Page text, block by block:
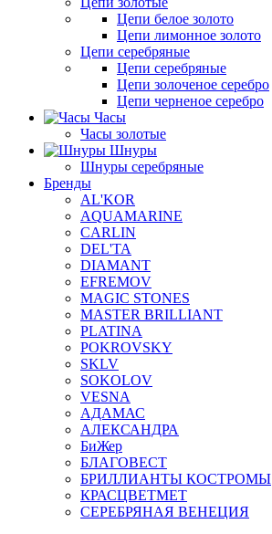
Цепи белое золото
Цепи лимонное золото
Цепи серебряные
Цепи серебряные
Цепи золоченое серебро
Цепи черненое серебро
Часы
Часы золотые
Шнуры
Шнуры серебряные
Бренды
AL'KOR
AQUAMARINE
CARLIN
DEL'TA
DIAMANT
EFREMOV
MAGIC STONES
MASTER BRILLIANT
PLATINA
POKROVSKY
SKLV
SOKOLOV
VESNA
АДАМАС
АЛЕКСАНДРА
БиЖер
БЛАГОВЕСТ
БРИЛЛИАНТЫ КОСТРОМЫ
КРАСЦВЕТМЕТ
СЕРЕБРЯНАЯ ВЕНЕЦИЯ